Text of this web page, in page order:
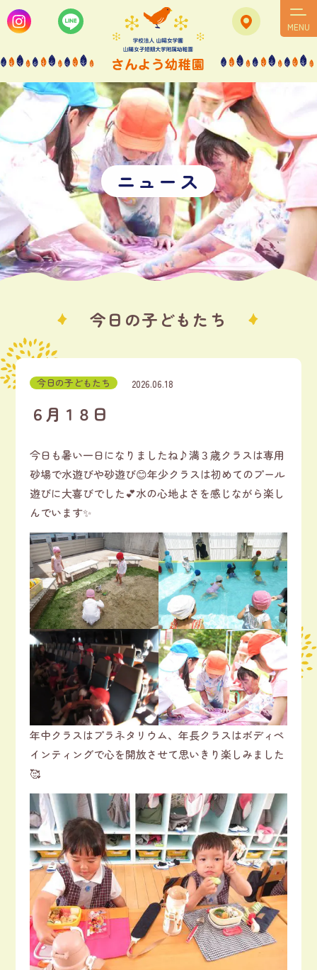
MENU
ニ ュ ー ス
今日の子どもたち
今日の子どもたち 2026.06.18
６月１８日
今日も暑い一日になりましたね♪満３歳クラスは専用
砂場で水遊びや砂遊び😊年少クラスは初めてのプール
遊びに大喜びでした💕水の心地よさを感じながら楽し
んでいます✨
年中クラスはプラネタリウム、年長クラスはボディペ
インティングで心を開放させて思いきり楽しみました
🥰